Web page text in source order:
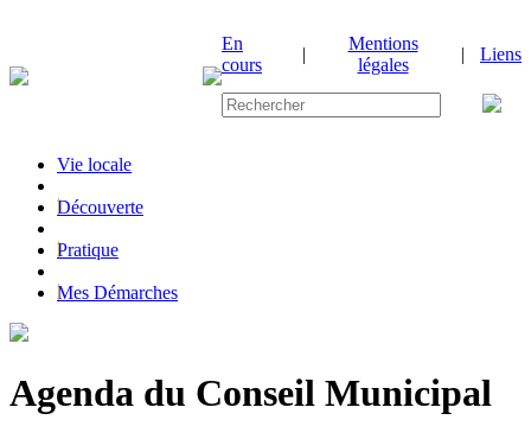
En
cours
|
Mentions
légales
| Liens
Vie locale
|Découverte
|Pratique
|Mes Démarches
Agenda du Conseil Municipal